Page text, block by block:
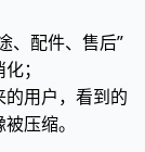
、配件、售后”
；
用户，看到的
压缩。